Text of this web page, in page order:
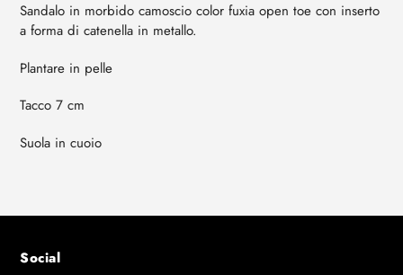
Sandalo in morbido camoscio color fuxia open toe con inserto
a forma di catenella in metallo.
Plantare in pelle
Tacco 7 cm
Suola in cuoio
Social